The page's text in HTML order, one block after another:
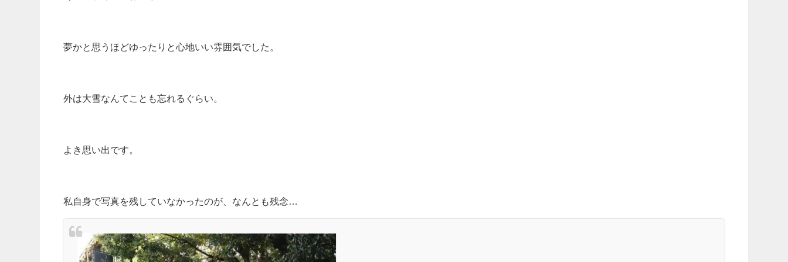
夢かと思うほどゆったりと心地いい雰囲気でした。
外は大雪なんてことも忘れるぐらい。
よき思い出です。
私自身で写真を残していなかったのが、なんとも残念…